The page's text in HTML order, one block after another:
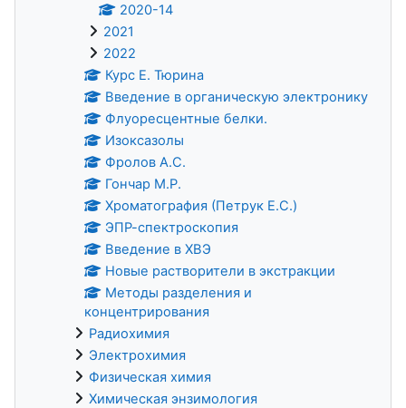
2020-14
2021
2022
Курс Е. Тюрина
Введение в органическую электронику
Флуоресцентные белки.
Изоксазолы
Фролов А.С.
Гончар М.Р.
Хроматография (Петрук Е.С.)
ЭПР-спектроскопия
Введение в ХВЭ
Новые растворители в экстракции
Методы разделения и
концентрирования
Радиохимия
Электрохимия
Физическая химия
Химическая энзимология